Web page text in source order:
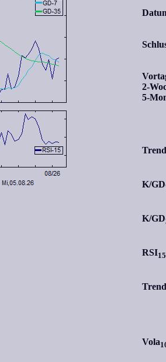
2-
5-
K/GD
K/GD
RSI15
Vola